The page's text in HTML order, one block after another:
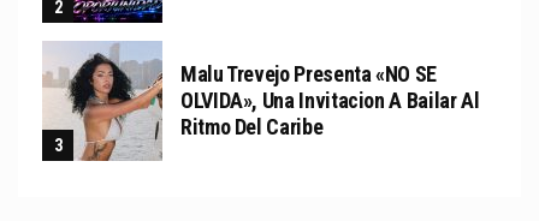
Malu Trevejo Presenta «NO SE
OLVIDA», Una Invitacion A Bailar Al
Ritmo Del Caribe